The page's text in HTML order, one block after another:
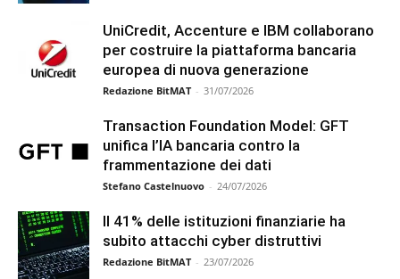
UniCredit, Accenture e IBM collaborano
per costruire la piattaforma bancaria
europea di nuova generazione
Redazione BitMAT - 31/07/2026
Transaction Foundation Model: GFT
unifica l’IA bancaria contro la
frammentazione dei dati
Stefano Castelnuovo - 24/07/2026
Il 41% delle istituzioni finanziarie ha
subito attacchi cyber distruttivi
Redazione BitMAT - 23/07/2026